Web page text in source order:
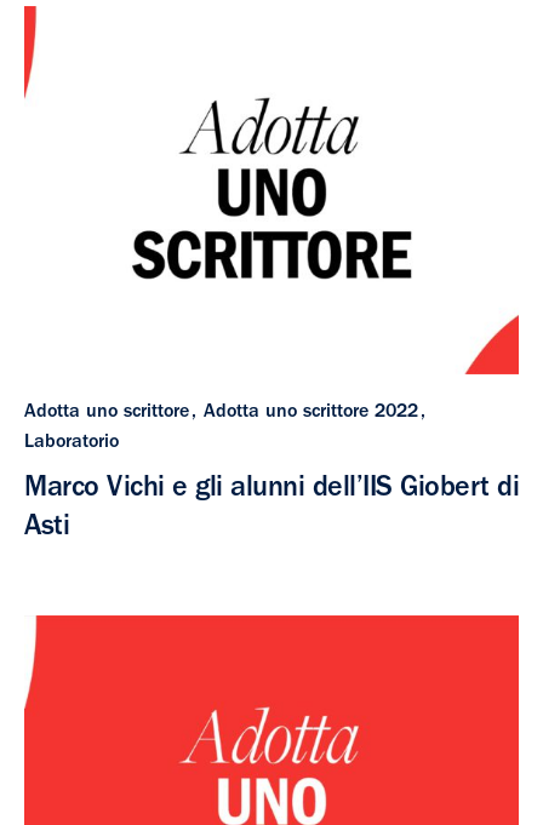
Adotta uno scrittore
Adotta uno scrittore 2022
Laboratorio
Marco Vichi e gli alunni dell’IIS Giobert di
Asti